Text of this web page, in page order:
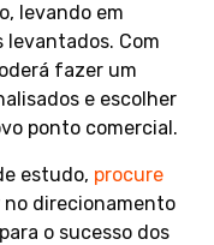
levando em
Com
fazer um
e escolher
ponto comercial.
estudo, procure
no direcionamento
o sucesso dos